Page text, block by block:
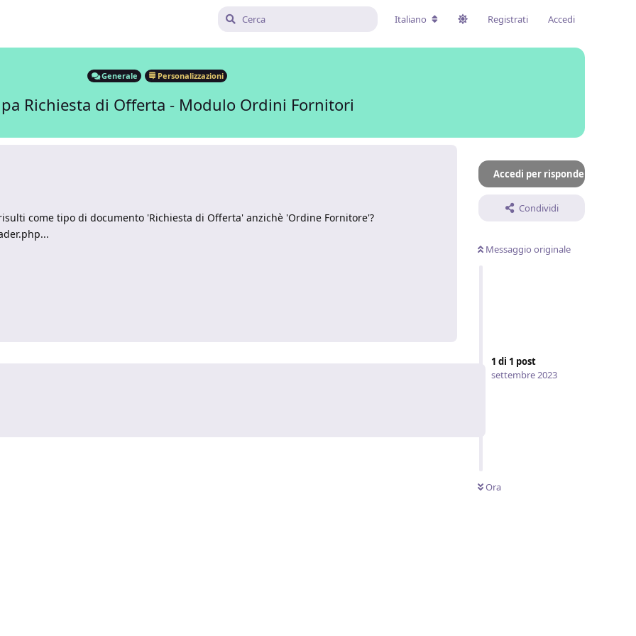
Italiano Registrati Accedi
Generale Personalizzazioni
Richiesta di Offerta - Modulo Ordini Fornitori
Accedi per rispondere
Condividi
Messaggio originale
1 di 1 post
settembre 2023
Ora
come tipo di documento 'Richiesta di Offerta' anzichè 'Ordine Fornitore'?